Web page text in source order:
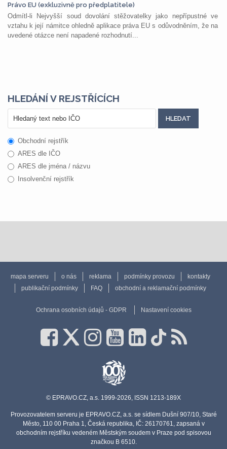
Právo EU (exkluzivně pro předplatitele)
Odmítl-li Nejvyšší soud dovolání stěžovatelky jako nepřípustné ve
vztahu k její námitce ohledně aplikace práva EU s odůvodněním, že na
uvedené otázce není napadené rozhodnutí...
HLEDÁNÍ V REJSTŘÍCÍCH
Obchodní rejstřík
ARES dle IČO
ARES dle jména / názvu
Insolvenční rejstřík
mapa serveru o nás reklama podmínky provozu
kontakty
publikační podmínky
FAQ obchodní a reklamační podmínky
Ochrana osobních údajů - GDPR Nastavení cookies
© EPRAVO.CZ, a.s. 1999-2026, ISSN 1213-189X
Provozovatelem serveru je EPRAVO.CZ, a.s. se sídlem Dušní 907/10, Staré
Město, 110 00 Praha 1, Česká republika, IČ: 26170761, zapsaná v
obchodním rejstříku vedeném Městským soudem v Praze pod spisovou
značkou B 6510.